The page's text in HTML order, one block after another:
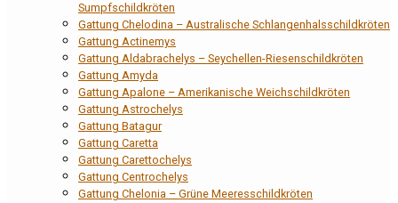
Sumpfschildkröten
Gattung Chelodina – Australische Schlangenhalsschildkröten
Gattung Actinemys
Gattung Aldabrachelys – Seychellen-Riesenschildkröten
Gattung Amyda
Gattung Apalone – Amerikanische Weichschildkröten
Gattung Astrochelys
Gattung Batagur
Gattung Caretta
Gattung Carettochelys
Gattung Centrochelys
Gattung Chelonia – Grüne Meeresschildkröten